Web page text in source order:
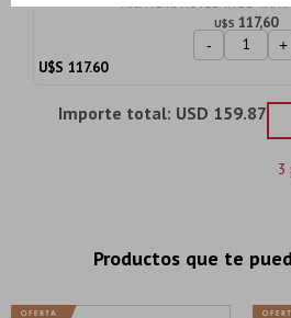
U$S 117,60
- +
U$S 117.60
Importe total: USD 159.87
3
Productos que te